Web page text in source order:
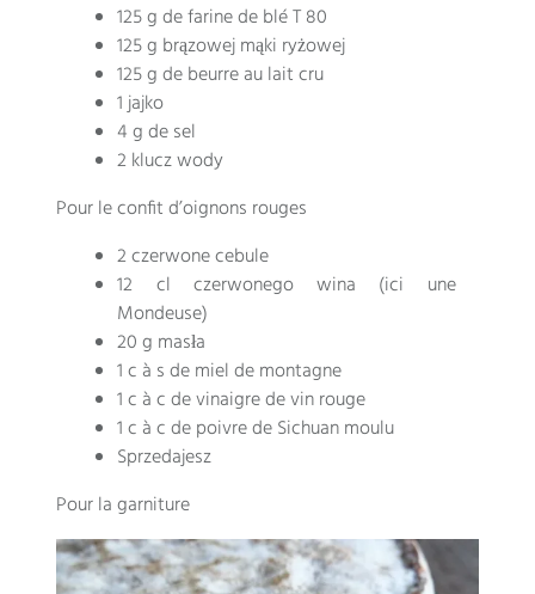
125g de farine de blé T80
125 g brązowej mąki ryżowej
125g de beurre au lait cru
1 jajko
4 g de sel
2 klucz wody
Pour le confit d’oignons rouges
2 czerwone cebule
12 cl czerwonego wina (ici une
Mondeuse)
20 g masła
1c à s de miel de montagne
1c à c de vinaigre de vin rouge
1c à c de poivre de Sichuan moulu
Sprzedajesz
Pour la garniture